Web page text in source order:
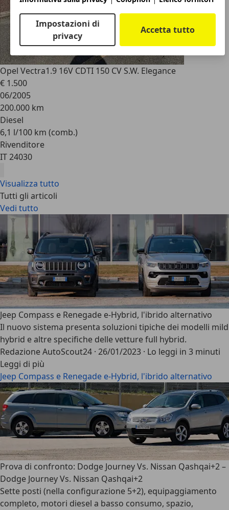
Impostazioni di
privacy
Accetta tutto
Opel Vectra1.9 16V CDTI 150 CV S.W. Elegance
€ 1.500
06/2005
200.000 km
Diesel
6,1 l/100 km (comb.)
Rivenditore
IT 24030
Visualizza tutto
Tutti gli articoli
Vedi tutto
Jeep Compass e Renegade e-Hybrid, l'ibrido alternativo
Il nuovo sistema presenta soluzioni tipiche dei modelli mild
hybrid e altre specifiche delle vetture full hybrid.
Redazione AutoScout24 · 26/01/2023 · Lo leggi in 3 minuti
Leggi di più
Jeep Compass e Renegade e-Hybrid, l'ibrido alternativo
Prova di confronto: Dodge Journey Vs. Nissan Qashqai+2 –
Dodge Journey Vs. Nissan Qashqai+2
Sette posti (nella configurazione 5+2), equipaggiamento
completo, motori diesel a basso consumo, spazio,